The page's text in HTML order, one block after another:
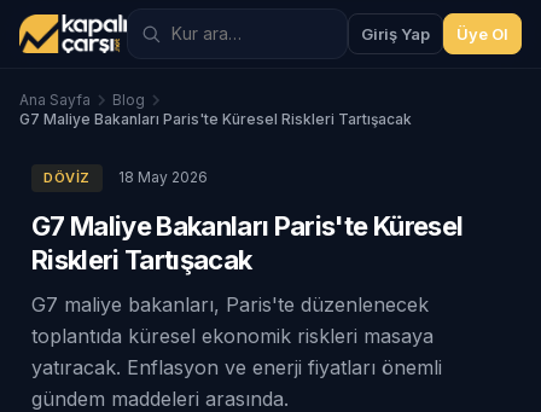
Giriş Yap Üye Ol
Ana Sayfa
Blog
G7 Maliye Bakanları Paris'te Küresel Riskleri Tartışacak
DÖVIZ 18 May 2026
G7 Maliye Bakanları Paris'te Küresel
Riskleri Tartışacak
G7 maliye bakanları, Paris'te düzenlenecek
toplantıda küresel ekonomik riskleri masaya
yatıracak. Enflasyon ve enerji fiyatları önemli
gündem maddeleri arasında.